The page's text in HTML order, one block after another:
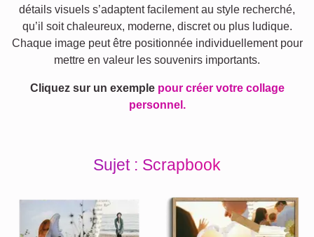
détails visuels s’adaptent facilement au style recherché,
qu’il soit chaleureux, moderne, discret ou plus ludique.
Chaque image peut être positionnée individuellement pour
mettre en valeur les souvenirs importants.
Cliquez sur un exemple pour créer votre collage
personnel.
Sujet : Scrapbook